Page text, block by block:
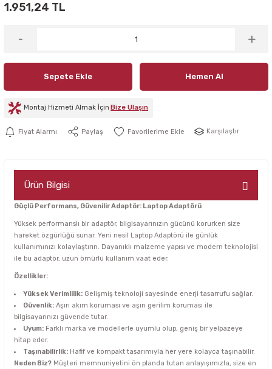
1.951,24 TL
Sepete Ekle Hemen Al
Montaj Hizmeti Almak İçin Bize Ulaşın
Fiyat Alarmı Paylaş Karşılaştır
Ürün Bilgisi
Güçlü Performans, Güvenilir Adaptör: Laptop Adaptörü
Yüksek performanslı bir adaptör, bilgisayarınızın gücünü korurken size
hareket özgürlüğü sunar. Yeni nesil Laptop Adaptörü ile günlük
kullanımınızı kolaylaştırın. Dayanıklı malzeme yapısı ve modern teknolojisi
ile bu adaptör, uzun ömürlü kullanım vaat eder.
Özellikler:
Yüksek Verimlilik: Gelişmiş teknoloji sayesinde enerji tasarrufu sağlar.
Güvenlik: Aşırı akım koruması ve aşırı gerilim koruması ile
bilgisayarınızı güvende tutar.
Uyum: Farklı marka ve modellerle uyumlu olup, geniş bir yelpazeye
hitap eder.
Taşınabilirlik: Hafif ve kompakt tasarımıyla her yere kolayca taşınabilir.
Neden Biz? Müşteri memnuniyetini ön planda tutan anlayışımızla, size en